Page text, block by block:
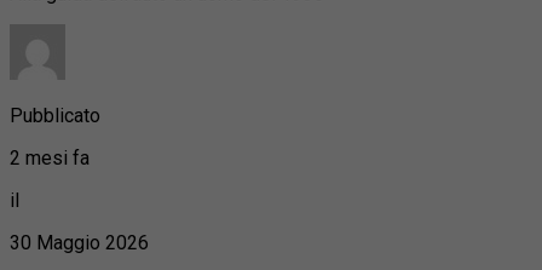
Pubblicato
2 mesi fa
il
30 Maggio 2026